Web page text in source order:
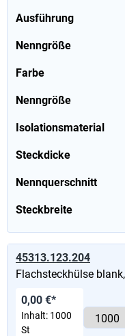
Ausführung
Nenngröße
Farbe
Nenngröße
Isolationsmaterial
Steckdicke
Nennquerschnitt
Steckbreite
45313.123.204
Flachsteckhülse
0,00 €*
Inhalt: 1000
St